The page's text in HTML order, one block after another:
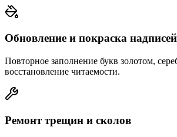
Обновление и покраска надписей
Повторное заполнение букв золотом,
восстановление читаемости.
Ремонт трещин и сколов